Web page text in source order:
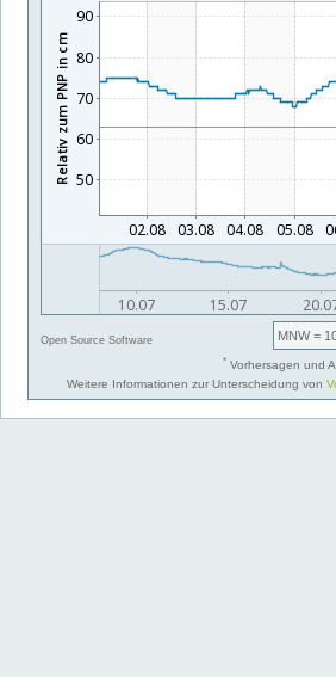
Open Source Software MNW=
* Vorhersagen und
Weitere Informationen zur Unterscheidung von